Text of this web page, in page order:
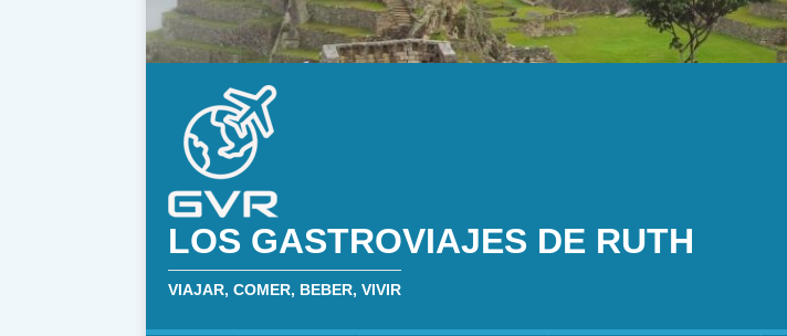
LOS GASTROVIAJES DE RUTH
VIAJAR, COMER, BEBER, VIVIR